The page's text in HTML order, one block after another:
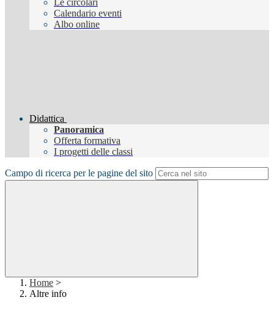
Le circolari
Calendario eventi
Albo online
Didattica
Panoramica
Offerta formativa
I progetti delle classi
Campo di ricerca per le pagine del sito
Home >
Altre info